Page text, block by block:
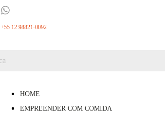
+55 12 98821-0092
HOME
EMPREENDER COM COMIDA